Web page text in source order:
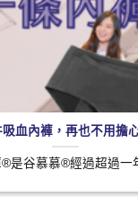
吸血內褲，再也不用擔
®是谷慕慕®經過超過一